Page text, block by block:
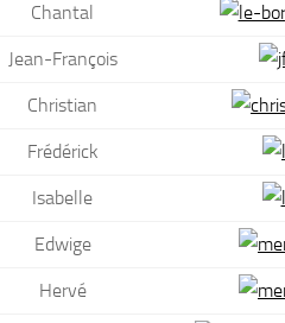
Chantal
Jean-François
Christian
Frédérick
Isabelle
Edwige
Hervé